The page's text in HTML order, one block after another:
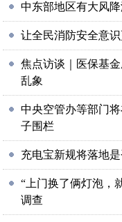
中东部地区有大风
让全民消防安全意
焦点访谈｜医保基
乱象
中央空管办等部门
子围栏
充电宝新规将落地
“上门换了俩灯泡，
调查